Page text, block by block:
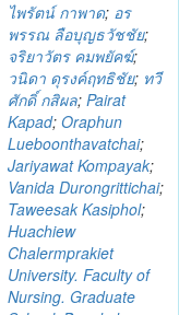
ไพรัตน์ กาพาด; อร
พรรณ ลือบุญธวัชชัย;
จริยาวัตร คมพยัคฆ์;
วนิดา ดุรงค์ฤทธิชัย; ทวี
ศักดิ์ กสิผล; Pairat
Kapad; Oraphun
Lueboonthavatchai;
Jariyawat Kompayak;
Vanida Durongrittichai;
Taweesak Kasiphol;
Huachiew
Chalermprakiet
University. Faculty of
Nursing. Graduate